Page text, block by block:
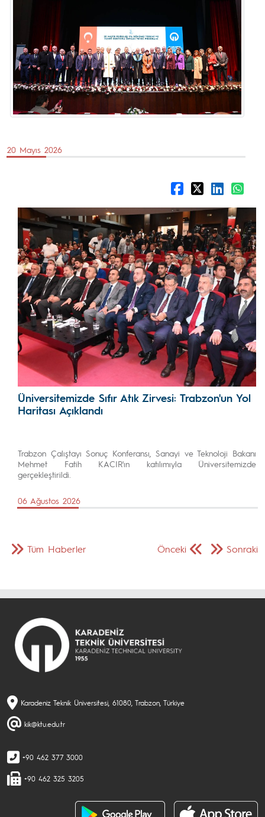
20 Mayıs 2026
Üniversitemizde Sıfır Atık Zirvesi: Trabzon'un Yol
Haritası Açıklandı
Trabzon Çalıştayı Sonuç Konferansı, Sanayi ve Teknoloji Bakanı
Mehmet Fatih KACIR'ın katılımıyla Üniversitemizde
gerçekleştirildi.
06 Ağustos 2026
Önceki Sonraki
Tüm Haberler
Karadeniz Teknik Üniversitesi, 61080, Trabzon, Türkiye
kik@ktu.edu.tr
+90 462 377 3000
+90 462 325 3205